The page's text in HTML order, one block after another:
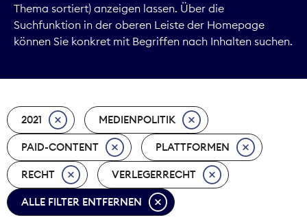
Kommunikation
Marktdaten
Nachhaltigkeit
Nachwuchs
Nova Award
Thema sortiert) anzeigen lassen. Über die
Suchfunktion in der oberen Leiste der Homepage
können Sie konkret mit Begriffen nach Inhalten suchen.
2021 MEDIENPOLITIK
PAID-CONTENT PLATTFORMEN
RECHT VERLEGERRECHT
ALLE FILTER ENTFERNEN